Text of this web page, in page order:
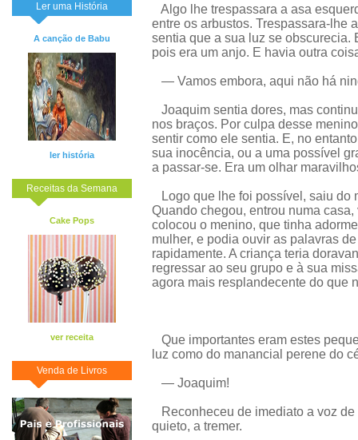
Ler uma História
A canção de Babu
ler história
Receitas da Semana
Cake Pops
ver receita
Venda de Livros
Algo lhe trespassara a asa
entre os arbustos. Trespassara-lhe
sentia que a sua luz se obscurecia.
pois era um anjo. E havia outra
— Vamos embora, aqui não há
Joaquim sentia dores, mas
nos braços. Por culpa desse
sentir como ele sentia. E, no
sua inocência, ou a uma possível
a passar-se. Era um olhar
Logo que lhe foi possível, saiu do
Quando chegou, entrou numa
colocou o menino, que tinha
mulher, e podia ouvir as palavras
rapidamente. A criança teria
regressar ao seu grupo e à sua
agora mais resplandecente do que
Que importantes eram estes
luz como do manancial perene do
— Joaquim!
Reconheceu de imediato a voz
quieto, a tremer.